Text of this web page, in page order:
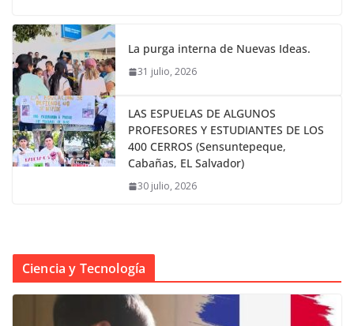
La purga interna de Nuevas Ideas.
31 julio, 2026
LAS ESPUELAS DE ALGUNOS
PROFESORES Y ESTUDIANTES DE LOS
400 CERROS (Sensuntepeque,
Cabañas, EL Salvador)
30 julio, 2026
Ciencia y Tecnología